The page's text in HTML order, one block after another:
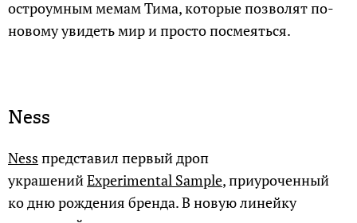
остроумным мемам Тима, которые позволят по-
новому увидеть мир и просто посмеяться.
Ness
Ness представил первый дроп
украшенийExperimental Sample, приуроченный
ко дню рождения бренда. В новую линейку